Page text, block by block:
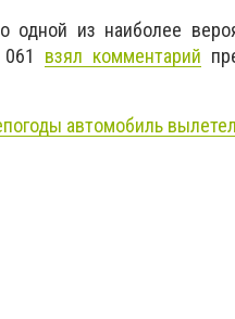
из наиболее
взял комментарий
автомобиль